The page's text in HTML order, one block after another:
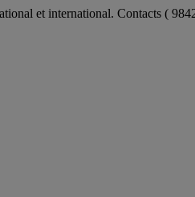
et international. Contacts (